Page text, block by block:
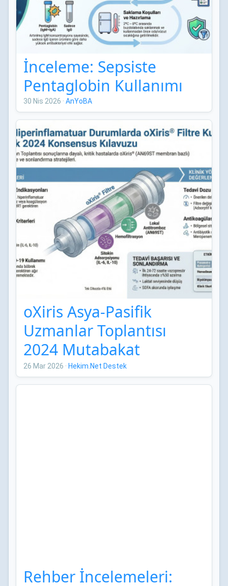
İnceleme: Sepsiste
Pentaglobin Kullanımı
30 Nis 2026 · AnYoBA
oXiris Asya-Pasifik
Uzmanlar Toplantısı
2024 Mutabakat
Bildirileri
26 Mar 2026 · Hekim.Net Destek
Rehber İncelemeleri: